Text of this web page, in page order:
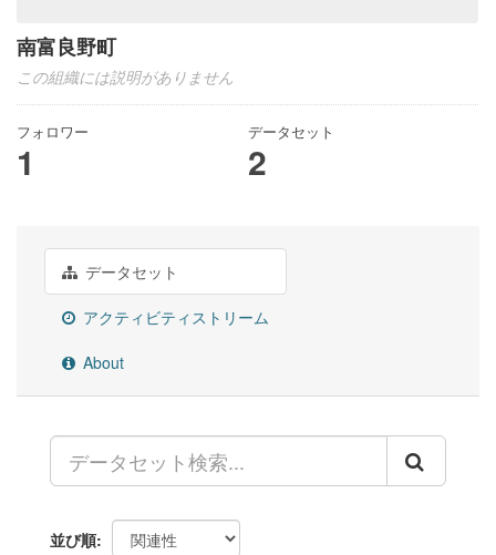
南富良野町
この組織には説明がありません
フォロワー
1
データセット
2
データセット
アクティビティストリーム
About
並び順